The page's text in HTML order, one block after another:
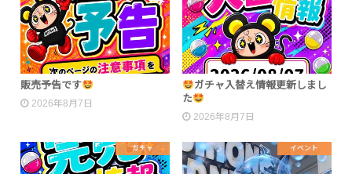
販売予告です
2026年8月7日
ガチャ入替え情報更新しまし
た
2026年8月7日
ガチャ イベント